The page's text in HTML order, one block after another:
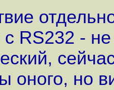
RS232 -
оного, но